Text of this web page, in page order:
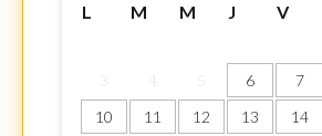
L M M J V
4 6 7
10
11 12 13 14